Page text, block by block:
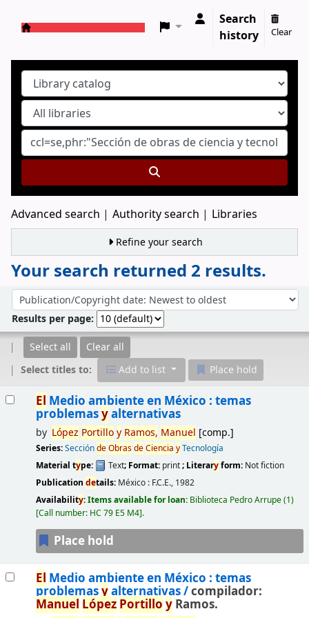
Search
history
Clear
Advanced search Authority search Libraries
Refine your search
Your search returned 2 results.
Sort by:
Results per page:
Select all
Clear all
Select titles to:
Add to list Place hold
El Medio ambiente en México : temas
problemasyalternativas
by López Portilloy Ramos, Manuel [comp.]
Series:SeccióndeObrasdeCiencia yTecnología
Material type: Text; Format: print; Literaryform: Not fiction
Publication details: México : F.C.E., 1982
Availability:Items available for loan: Biblioteca Pedro Arrupe(1)
Call number: HC 79 E5 M4 .
Place hold
El Medio ambiente en México : temas
problemasyalternativas /compilador:
Manuel López Portillo yRamos.